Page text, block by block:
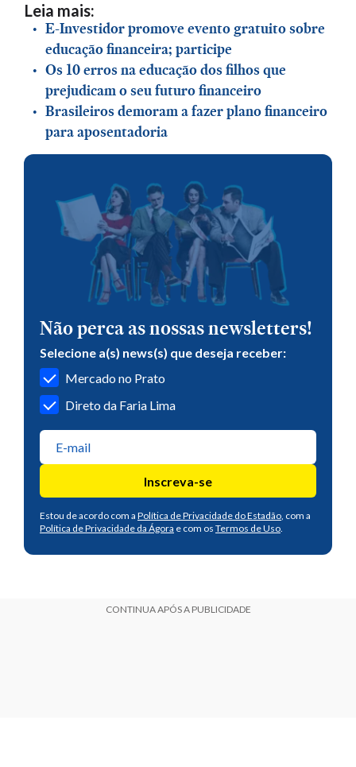
Leia mais:
E-Investidor promove evento gratuito sobre
educação financeira; participe
Os 10 erros na educação dos filhos que
prejudicam o seu futuro financeiro
Brasileiros demoram a fazer plano financeiro
para aposentadoria
Não perca as nossas newsletters!
Selecione a(s) news(s) que deseja receber:
Mercado no Prato
Direto da Faria Lima
Inscreva-se
Estou de acordo com a Política de Privacidade do Estadão, com a
Política de Privacidade da Ágora e com os Termos de Uso.
CONTINUA APÓS A PUBLICIDADE